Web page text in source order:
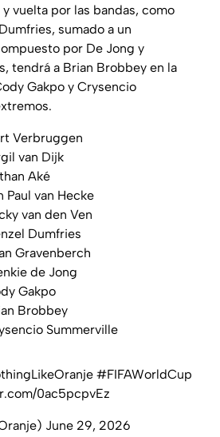
vuelta por las bandas, como
sumado a un
por De Jong y
tendrá a Brian Brobbey en la
Gakpo y Crysencio
Verbruggen
van Dijk
Aké
Paul van Hecke
van den Ven
Dumfries
Gravenberch
de Jong
Gakpo
Brobbey
Summerville
#FIFAWorldCup
0ac5pcpvEz
June 29, 2026